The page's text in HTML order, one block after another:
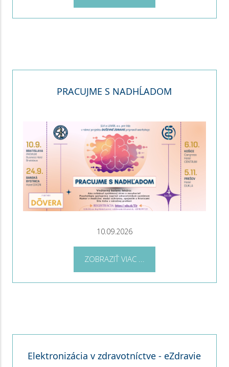
PRACUJME S NADHĹADOM
10.09.2026
ZOBRAZIŤ VIAC ...
Elektronizácia v zdravotníctve - eZdravie